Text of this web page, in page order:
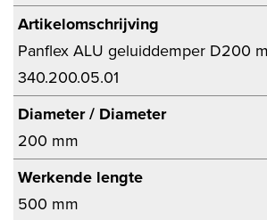
Artikelomschrijving
Panflex ALU geluiddemper D200
340.200.05.01
Diameter / Diameter
200 mm
Werkende lengte
500 mm